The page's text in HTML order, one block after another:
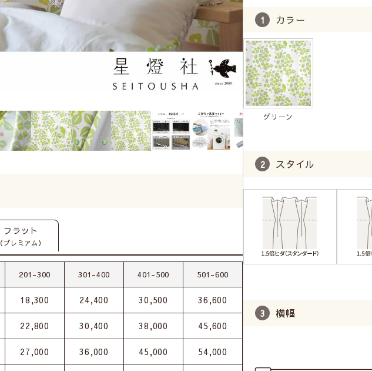
フラット
（プレミアム）
201-300 301-400 401-500 501-600
18,300 24,400 30,500 36,600
22,800 30,400 38,000 45,600
27,000 36,000 45,000 54,000
カラー
グリーン
スタイル
横幅